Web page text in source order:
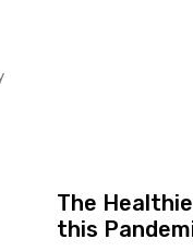
The
this